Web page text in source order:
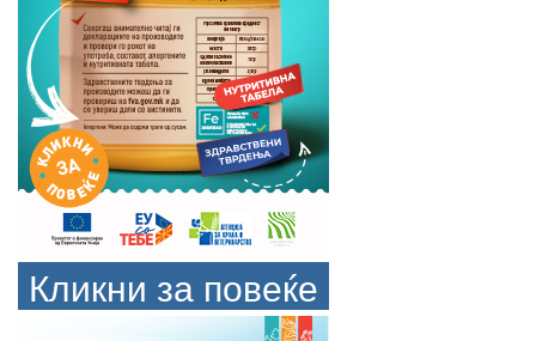
Кликни за повеќе